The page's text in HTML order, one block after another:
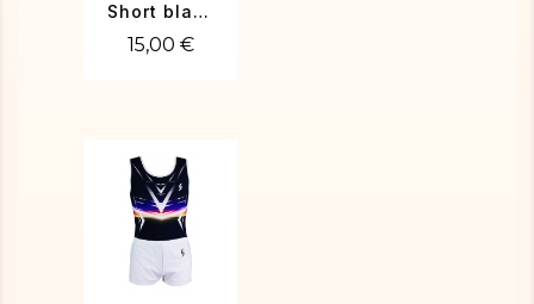
Short blanc
15,00 €